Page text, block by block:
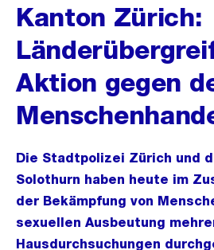
Kanton Zürich:
Aktion gegen
Die Stadtpolizei Zürich und
Solothurn haben heute im
der Bekämpfung von
sexuellen Ausbeutung
Hausdurchsuchungen